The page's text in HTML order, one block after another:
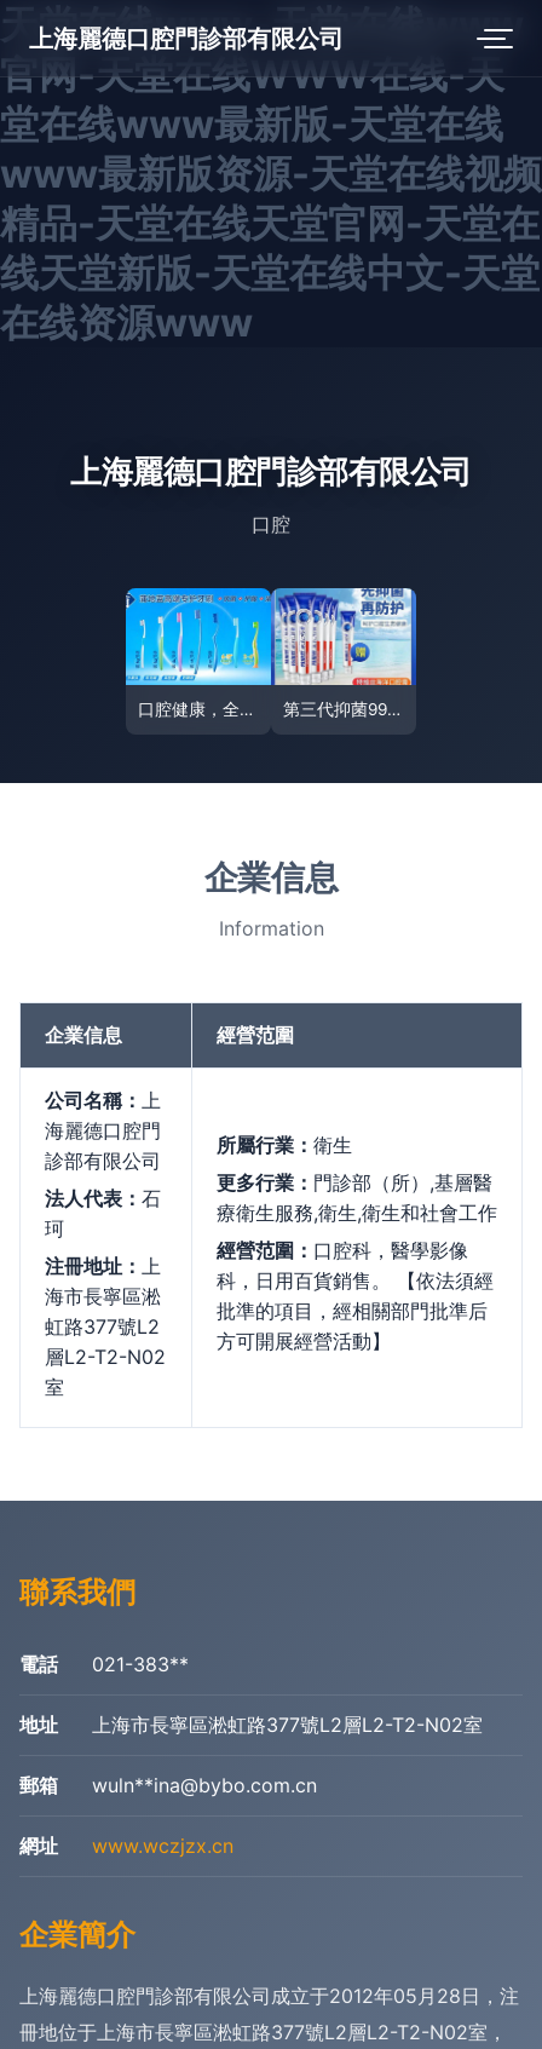
天堂在线www-天堂在线www
官网-天堂在线WWW在线-天
堂在线www最新版-天堂在线
www最新版资源-天堂在线视频
精品-天堂在线天堂官网-天堂在
线天堂新版-天堂在线中文-天堂
在线资源www
上海麗德口腔門診部有限公司
上海麗德口腔門診部有限公司
口腔
口腔健康，全身健康——920濟川藥業藥妝產品與您一起護衛口腔健康 第三代抑菌99口腔膏 從根源除口臭，告別難以啟齒的尷尬
企業信息
Information
企業信息 經營范圍
公司名稱： 上
海麗德口腔門
診部有限公司
法人代表： 石
珂
注冊地址： 上
海市長寧區淞
虹路377號L2
層L2-T2-N02
室
所屬行業： 衛生
更多行業： 門診部（所）,基層醫
療衛生服務,衛生,衛生和社會工作
經營范圍： 口腔科，醫學影像
科，日用百貨銷售。 【依法須經
批準的項目，經相關部門批準后
方可開展經營活動】
聯系我們
電話 021-383**
地址 上海市長寧區淞虹路377號L2層L2-T2-N02室
郵箱 wuln**ina@bybo.com.cn
網址 www.wczjzx.cn
企業簡介
上海麗德口腔門診部有限公司成立于2012年05月28日，注
冊地位于上海市長寧區淞虹路377號L2層L2-T2-N02室，